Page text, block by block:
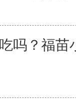
吗？福苗